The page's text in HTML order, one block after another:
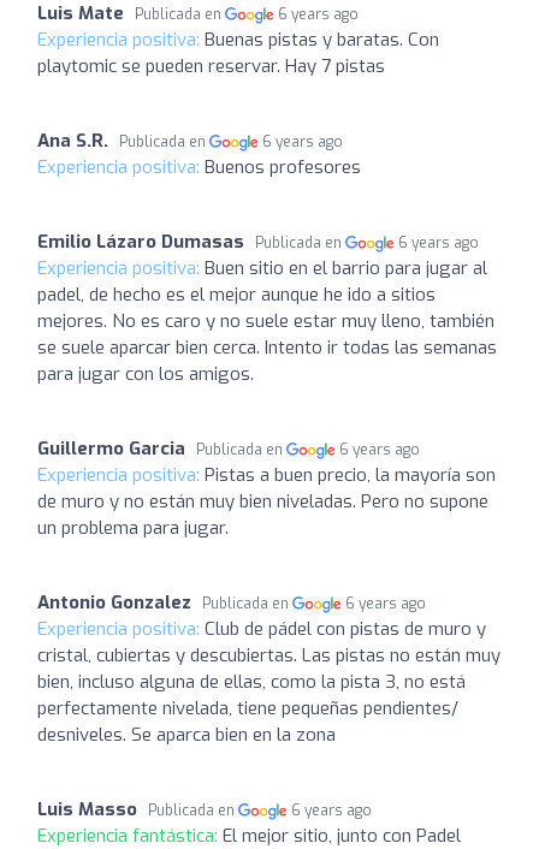
Luis Mate Publicada en 6 years ago
Experiencia positiva: Buenas pistas y baratas. Con
playtomic se pueden reservar. Hay 7 pistas
Ana S.R. Publicada en 6 years ago
Experiencia positiva: Buenos profesores
Emilio Lázaro Dumasas Publicada en 6 years ago
Experiencia positiva: Buen sitio en el barrio para jugar al
padel, de hecho es el mejor aunque he ido a sitios
mejores. No es caro y no suele estar muy lleno, también
se suele aparcar bien cerca. Intento ir todas las semanas
para jugar con los amigos.
Guillermo Garcia Publicada en 6 years ago
Experiencia positiva: Pistas a buen precio, la mayoría son
de muro y no están muy bien niveladas. Pero no supone
un problema para jugar.
Antonio Gonzalez Publicada en 6 years ago
Experiencia positiva: Club de pádel con pistas de muro y
cristal, cubiertas y descubiertas. Las pistas no están muy
bien, incluso alguna de ellas, como la pista 3, no está
perfectamente nivelada, tiene pequeñas pendientes/
desniveles. Se aparca bien en la zona
Luis Masso Publicada en 6 years ago
Experiencia fantástica: El mejor sitio, junto con Padel